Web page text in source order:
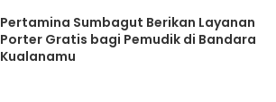
Pertamina Sumbagut Berikan Layanan
Porter Gratis bagi Pemudik di Bandara
Kualanamu